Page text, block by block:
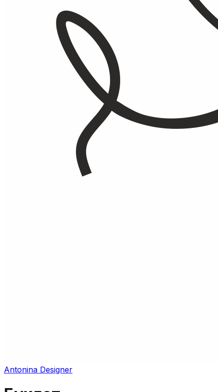
Antonina Designer